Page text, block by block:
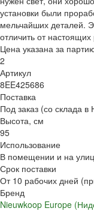
установки были
мельчайших деталей.
отличить от настоящих
Цена указана за
2
Артикул
8EE425686
Поставка
Под заказ (со склада
Высота, см
95
Использование
В помещении и на
Срок поставки
От 10 рабочих дней
Бренд
Nieuwkoop Europe